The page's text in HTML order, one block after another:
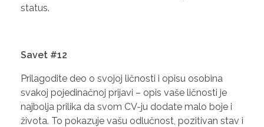
status.
Savet #12
Prilagodite deo o svojoj ličnosti i opisu osobina
svakoj pojedinačnoj prijavi – opis vaše ličnosti je
najbolja prilika da svom CV-ju dodate malo boje i
života. To pokazuje vašu odlučnost, pozitivan stav i